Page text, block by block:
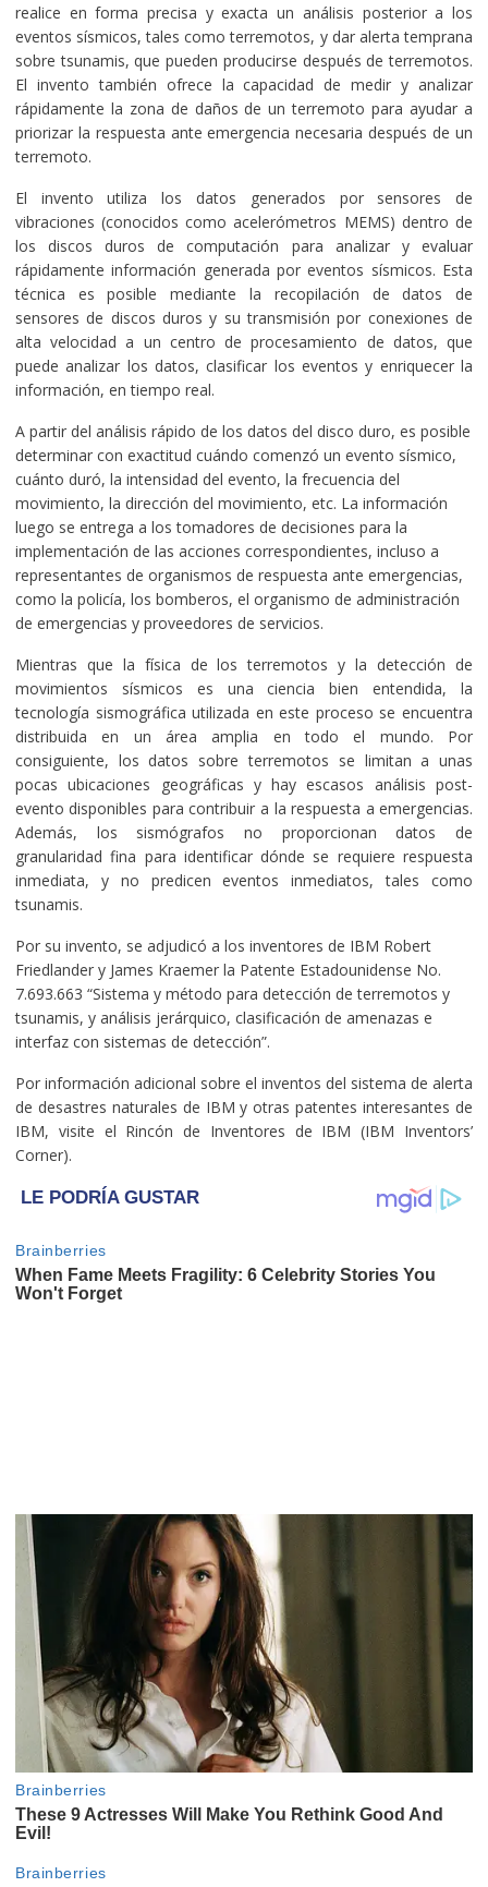
realice en forma precisa y exacta un análisis posterior a los
eventos sísmicos, tales como terremotos, y dar alerta temprana
sobre tsunamis, que pueden producirse después de terremotos.
El invento también ofrece la capacidad de medir y analizar
rápidamente la zona de daños de un terremoto para ayudar a
priorizar la respuesta ante emergencia necesaria después de un
terremoto.
El invento utiliza los datos generados por sensores de
vibraciones (conocidos como acelerómetros MEMS) dentro de
los discos duros de computación para analizar y evaluar
rápidamente información generada por eventos sísmicos. Esta
técnica es posible mediante la recopilación de datos de
sensores de discos duros y su transmisión por conexiones de
alta velocidad a un centro de procesamiento de datos, que
puede analizar los datos, clasificar los eventos y enriquecer la
información, en tiempo real.
A partir del análisis rápido de los datos del disco duro, es posible
determinar con exactitud cuándo comenzó un evento sísmico,
cuánto duró, la intensidad del evento, la frecuencia del
movimiento, la dirección del movimiento, etc. La información
luego se entrega a los tomadores de decisiones para la
implementación de las acciones correspondientes, incluso a
representantes de organismos de respuesta ante emergencias,
como la policía, los bomberos, el organismo de administración
de emergencias y proveedores de servicios.
Mientras que la física de los terremotos y la detección de
movimientos sísmicos es una ciencia bien entendida, la
tecnología sismográfica utilizada en este proceso se encuentra
distribuida en un área amplia en todo el mundo. Por
consiguiente, los datos sobre terremotos se limitan a unas
pocas ubicaciones geográficas y hay escasos análisis post-
evento disponibles para contribuir a la respuesta a emergencias.
Además, los sismógrafos no proporcionan datos de
granularidad fina para identificar dónde se requiere respuesta
inmediata, y no predicen eventos inmediatos, tales como
tsunamis.
Por su invento, se adjudicó a los inventores de IBM Robert
Friedlander y James Kraemer la Patente Estadounidense No.
7.693.663 “Sistema y método para detección de terremotos y
tsunamis, y análisis jerárquico, clasificación de amenazas e
interfaz con sistemas de detección”.
Por información adicional sobre el inventos del sistema de alerta
de desastres naturales de IBM y otras patentes interesantes de
IBM, visite el Rincón de Inventores de IBM (IBM Inventors’
Corner).